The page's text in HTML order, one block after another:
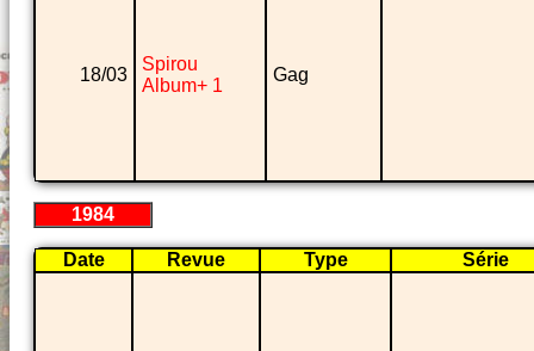
18/03
Spirou
Album+ 1
Gag
1984
Date Revue Type Série